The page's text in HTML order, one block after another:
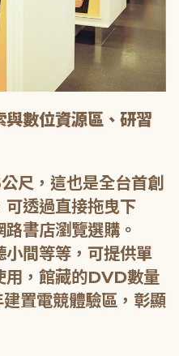
數位資源區、研習
尺，這也是全台首創
可透過直接拖曳下
書店瀏覽選購。
間等等，可提供單
用，館藏的DVD數量
置電競體驗區，彰顯